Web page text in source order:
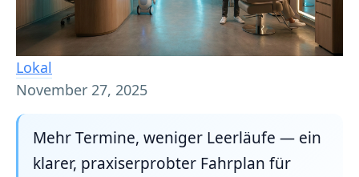
Lokal
November 27, 2025
Mehr Termine, weniger Leerläufe — ein
klarer, praxiserprobter Fahrplan für